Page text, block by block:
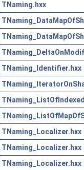
TNaming.hxx
TNaming_Identifier.hxx
TNaming_Localizer.hxx
TNaming_Localizer.hxx
TNaming_Localizer.hxx